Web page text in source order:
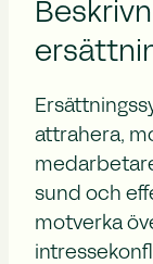
attrahera,
sund och
motverka